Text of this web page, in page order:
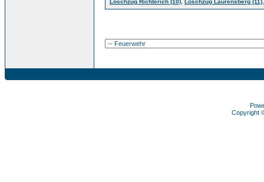
Löschzug Richterich (10) Löschzug Laurensberg (11)
Copyright